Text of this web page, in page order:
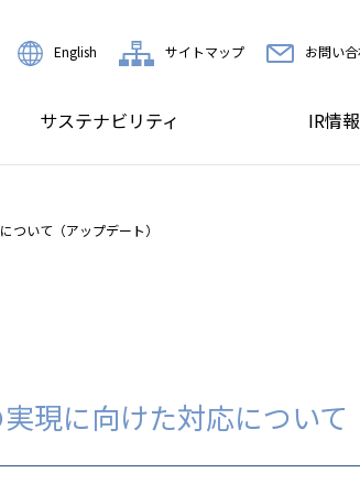
English サイトマップ お問い
サステナビリティ IR情報
ついて（アップデート）
現に向けた対応について